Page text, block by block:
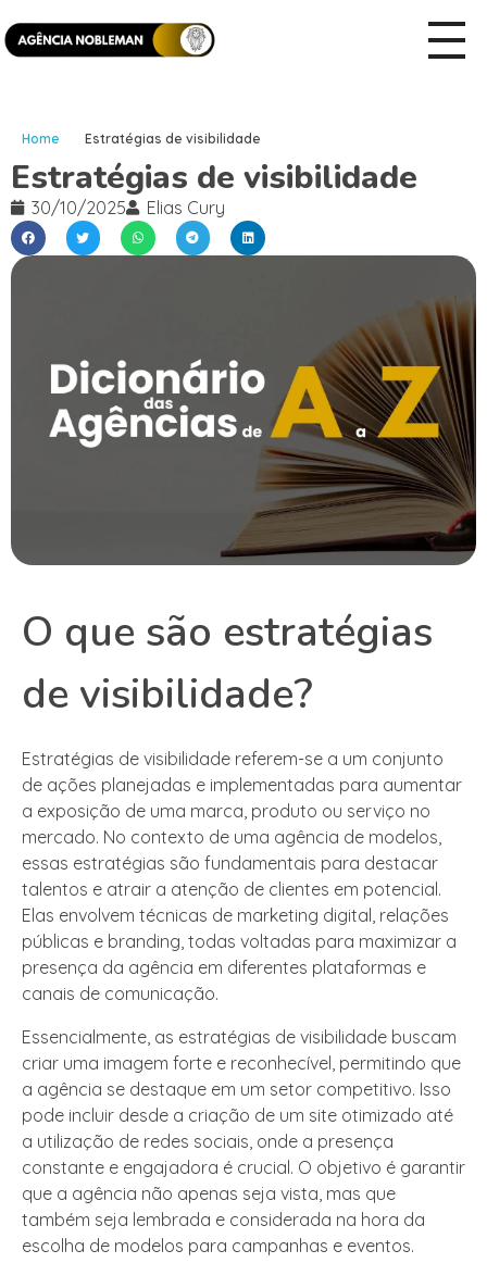
Home Estratégias de visibilidade
Estratégias de visibilidade
30/10/2025 Elias Cury
O que são estratégias
de visibilidade?
Estratégias de visibilidade referem-se a um conjunto
de ações planejadas e implementadas para aumentar
a exposição de uma marca, produto ou serviço no
mercado. No contexto de uma agência de modelos,
essas estratégias são fundamentais para destacar
talentos e atrair a atenção de clientes em potencial.
Elas envolvem técnicas de marketing digital, relações
públicas e branding, todas voltadas para maximizar a
presença da agência em diferentes plataformas e
canais de comunicação.
Essencialmente, as estratégias de visibilidade buscam
criar uma imagem forte e reconhecível, permitindo que
a agência se destaque em um setor competitivo. Isso
pode incluir desde a criação de um site otimizado até
a utilização de redes sociais, onde a presença
constante e engajadora é crucial. O objetivo é garantir
que a agência não apenas seja vista, mas que
também seja lembrada e considerada na hora da
escolha de modelos para campanhas e eventos.